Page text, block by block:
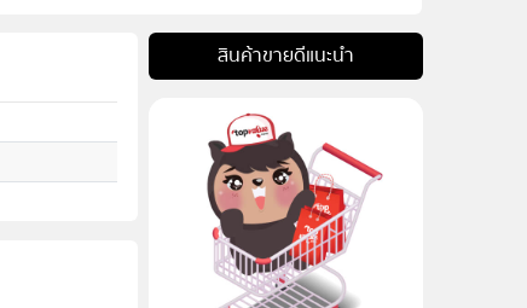
สินค้าขายดีแนะนำ